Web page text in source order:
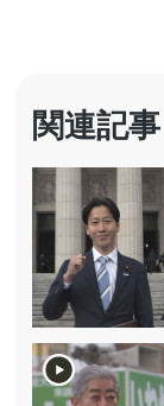
関連記事